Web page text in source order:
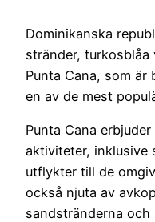
Dominikanska
stränder,
Punta Cana, som
en av de mest
Punta Cana
aktiviteter, inklusive
utflykter till de
också njuta av
sandstränderna och